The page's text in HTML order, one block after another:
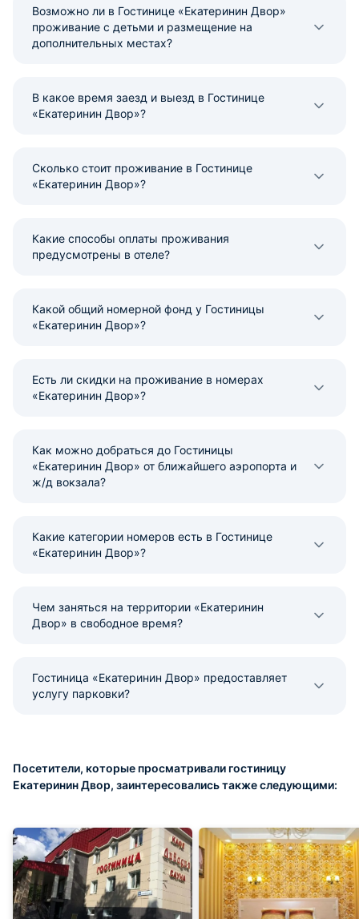
Возможно ли в Гостинице «Екатеринин Двор»
проживание с детьми и размещение на
дополнительных местах?
В какое время заезд и выезд в Гостинице
«Екатеринин Двор»?
Сколько стоит проживание в Гостинице
«Екатеринин Двор»?
Какие способы оплаты проживания
предусмотрены в отеле?
Какой общий номерной фонд у Гостиницы
«Екатеринин Двор»?
Есть ли скидки на проживание в номерах
«Екатеринин Двор»?
Как можно добраться до Гостиницы
«Екатеринин Двор» от ближайшего аэропорта и
ж/д вокзала?
Какие категории номеров есть в Гостинице
«Екатеринин Двор»?
Чем заняться на территории «Екатеринин
Двор» в свободное время?
Гостиница «Екатеринин Двор» предоставляет
услугу парковки?
Посетители, которые просматривали гостиницу
Екатеринин Двор, заинтересовались также следующими: